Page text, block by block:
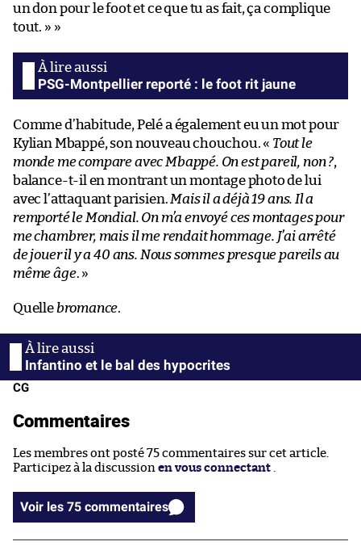
un don pour le foot et ce que tu as fait, ça complique
tout. » »
PSG-Montpellier reporté : le foot rit jaune
Comme d’habitude, Pelé a également eu un mot pour
Kylian Mbappé, son nouveau chouchou. « Tout le
monde me compare avec Mbappé. On est pareil, non ?,
balance-t-il en montrant un montage photo de lui
avec l’attaquant parisien. Mais il a déjà 19 ans. Il a
remporté le Mondial. On m’a envoyé ces montages pour
me chambrer, mais il me rendait hommage. J’ai arrêté
de jouer il y a 40 ans. Nous sommes presque pareils au
même âge. »
Quelle bromance.
Infantino et le bal des hypocrites
CG
Commentaires
Les membres ont posté 75 commentaires sur cet article.
Participez à la discussion en vous connectant
Voir les 75 commentaires